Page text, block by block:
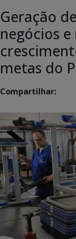
Geração
negócios
metas do
Compartilhar: